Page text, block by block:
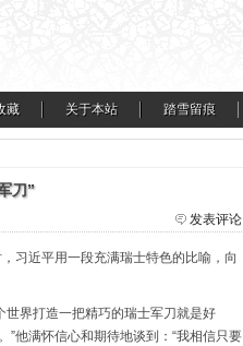
藏 关于本站 踏雪留痕
刀”
发表评论
习近平用一段充满瑞士特色的比喻，向
世界打造一把精巧的瑞士军刀就是好
”他满怀信心和期待地谈到：“我相信只要